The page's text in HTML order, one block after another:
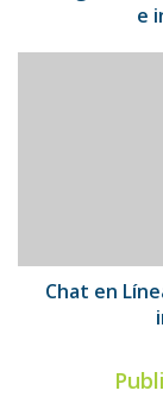
e
a
Chat en